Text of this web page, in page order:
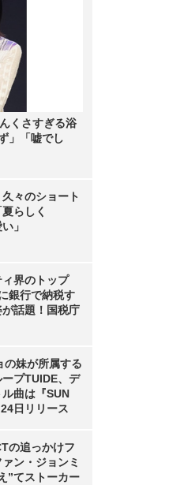
くさすぎる浴
」「嘘でし
々のショート
らしく
」
界のトップ
銀行で納税す
話題！国税庁
の妹が所属する
プTUIDE、デ
曲は『SUN
日リリース
の追っかけフ
ン・ジョンミ
”てストーカー